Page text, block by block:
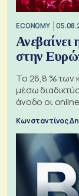
ECONOMY
Ανεβαίνει
στην
Το 26,8 % των
μέσω
άνοδο οι
Κωνσταντίνος